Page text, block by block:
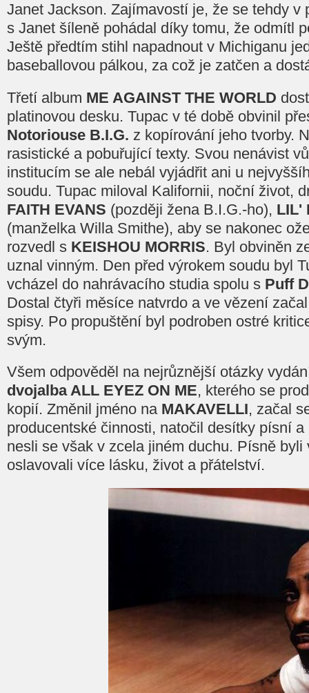
Janet Jackson. Zajímavostí je, že se tehdy v
s Janet šíleně pohádal díky tomu, že odmítl
Ještě předtím stihl napadnout v Michiganu
baseballovou pálkou, za což je zatčen a
Třetí album ME AGAINST THE WORLD
platinovou desku. Tupac v té době obvinil
Notoriouse B.I.G. z kopírování jeho tvorby.
rasistické a pobuřující texty. Svou nenávist
institucím se ale nebál vyjádřit ani u
soudu. Tupac miloval Kalifornii, noční život,
FAITH EVANS (později žena B.I.G.-ho), LIL'
(manželka Willa Smithe), aby se nakonec
rozvedl s KEISHOU MORRIS. Byl obviněn
uznal vinným. Den před výrokem soudu byl
vcházel do nahrávacího studia spolu s Puff
Dostal čtyři měsíce natvrdo a ve vězení
spisy. Po propuštění byl podroben ostré
svým.
Všem odpověděl na nejrůznější otázky
dvojalba ALL EYEZ ON ME, kterého se
kopií. Změnil jméno na MAKAVELLI, začal
producentské činnosti, natočil desítky písní
nesli se však v zcela jiném duchu. Písně
oslavovali více lásku, život a přátelství.